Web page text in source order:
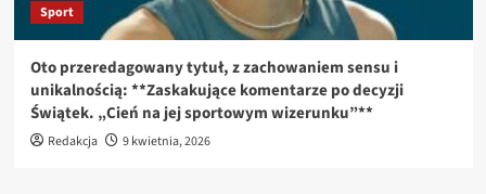
Sport
Oto przeredagowany tytuł, z zachowaniem sensu i
unikalnością: **Zaskakujące komentarze po decyzji
Świątek. „Cień na jej sportowym wizerunku”**
Redakcja 9 kwietnia, 2026